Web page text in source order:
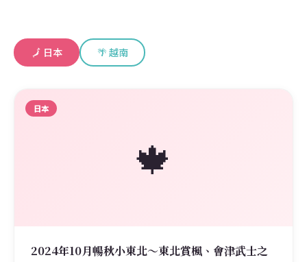
🗾 日本 🌴 越南
🍁
日本
2024年10月暢秋小東北～東北賞楓、會津武士之